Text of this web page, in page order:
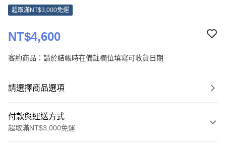
超取滿NT$3,000免運
NT$4,600
客約商品：請於結帳時在備註欄位填寫可收貨日期
請選擇商品選項
付款與運送方式
超取滿NT$3,000免運